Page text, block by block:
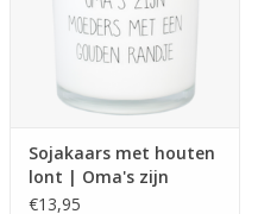
Sojakaars met houten
lont | Oma's zijn
moeders met een
€13,95